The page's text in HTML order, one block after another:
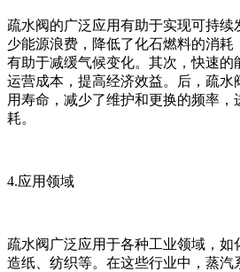
疏水阀的广泛应用有助于实现可持续
少能源浪费，降低了化石燃料的消耗
有助于减缓气候变化。其次，快速的
运营成本，提高经济效益。后，疏水
用寿命，减少了维护和更换的频率，
耗。
4.应用领域
疏水阀广泛应用于各种工业领域，如
造纸、纺织等。在这些行业中，蒸汽